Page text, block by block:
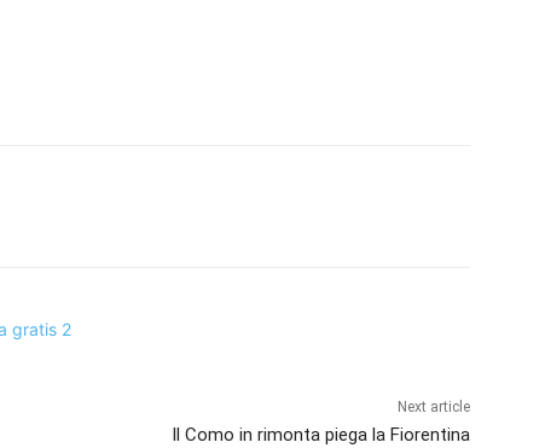
Next article
Il Como in rimonta piega la Fiorentina